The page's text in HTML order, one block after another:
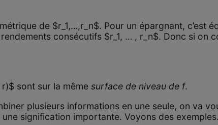
de $r_1,…,r_n$. Pour un épargnant, c’est
consécutifs $r_1, … , r_n$. Donc si on
r)$ sont sur la mêmesurface de niveau de f.
plusieurs informations en une seule, on va
signification importante. Voyons des exemples.